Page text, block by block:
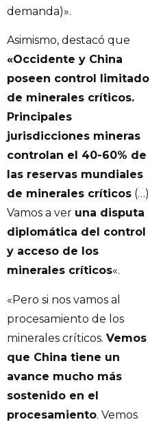
demanda)».
Asimismo, destacó que
«Occidente y China
poseen control limitado
de minerales críticos.
Principales
jurisdicciones mineras
controlan el 40-60% de
las reservas mundiales
de minerales críticos (…)
Vamos a ver una disputa
diplomática del control
y acceso de los
minerales críticos«.
«Pero si nos vamos al
procesamiento de los
minerales críticos. Vemos
que China tiene un
avance mucho más
sostenido en el
procesamiento. Vemos